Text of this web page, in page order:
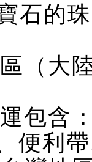
石的
（大
包含
便利